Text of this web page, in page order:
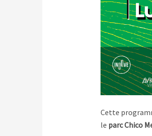
Cette
le parc Chico